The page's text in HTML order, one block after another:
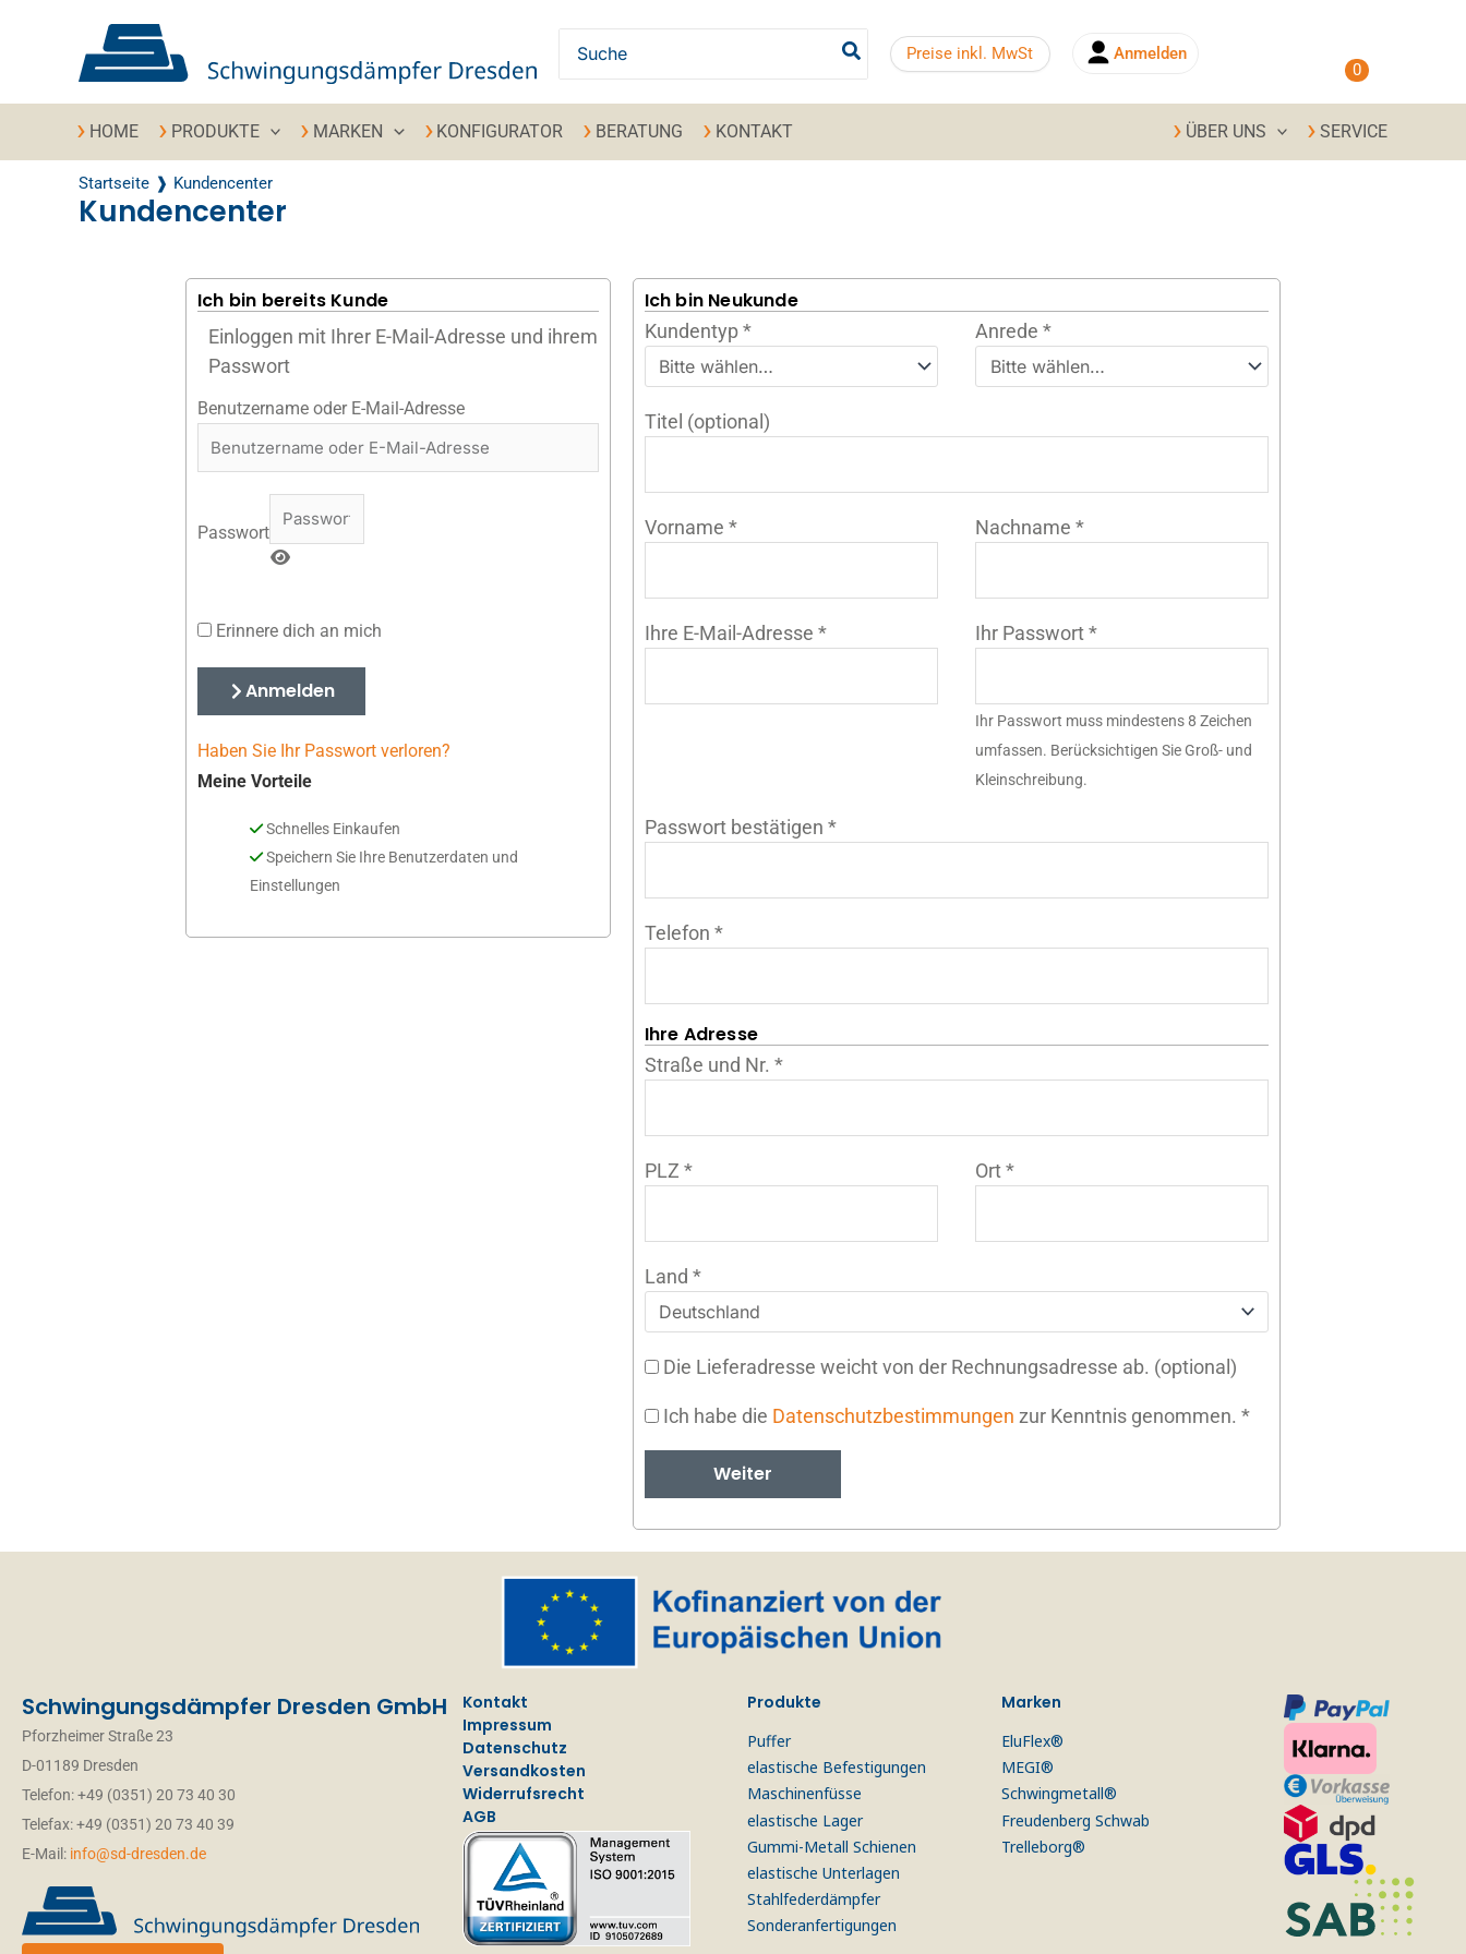
Preise inkl. MwSt Anmelden
0
HOME PRODUKTE MARKEN KONFIGURATOR BERATUNG KONTAKT ÜBER UNS SERVICE
Startseite Kundencenter
Kundencenter
Ich bin bereits Kunde
Einloggen mit Ihrer E-Mail-Adresse und ihrem
Passwort
Benutzername oder E-Mail-Adresse
Passwort
Erinnere dich an mich
Anmelden
Haben Sie Ihr Passwort verloren?
Meine Vorteile
Schnelles Einkaufen
Speichern Sie Ihre Benutzerdaten und
Einstellungen
Ich bin Neukunde
Kundentyp* Anrede *
Titel (optional)
Vorname * Nachname *
Ihre E-Mail-Adresse * Ihr Passwort*
Ihr Passwort muss mindestens 8 Zeichen
umfassen. Berücksichtigen Sie Groß- und
Kleinschreibung.
Passwort bestätigen *
Telefon *
Ihre Adresse
Straße und Nr. *
PLZ * Ort*
Land *
Die Lieferadresse weicht von der Rechnungsadresse ab. (optional)
Ich habe die Datenschutzbestimmungen zur Kenntnis genommen. *
Weiter
Schwingungsdämpfer Dresden GmbH
Pforzheimer Straße 23
D-01189 Dresden
Telefon: +49 (0351) 20 73 40 30
Telefax: +49 (0351) 20 73 40 39
E-Mail: info@sd-dresden.de
Kontakt
Impressum
Datenschutz
Versandkosten
Widerrufsrecht
AGB
Produkte
Puffer
elastische Befestigungen
Maschinenfüsse
elastische Lager
Gummi-Metall Schienen
elastische Unterlagen
Stahlfederdämpfer
Sonderanfertigungen
Marken
EluFlex®
MEGI®
Schwingmetall®
Freudenberg Schwab
Trelleborg®